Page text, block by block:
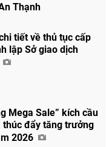
Thạnh
tiết về thủ tục cấp
lập Sở giao dịch
Mega Sale” kích cầu
thúc đẩy tăng trưởng
2026